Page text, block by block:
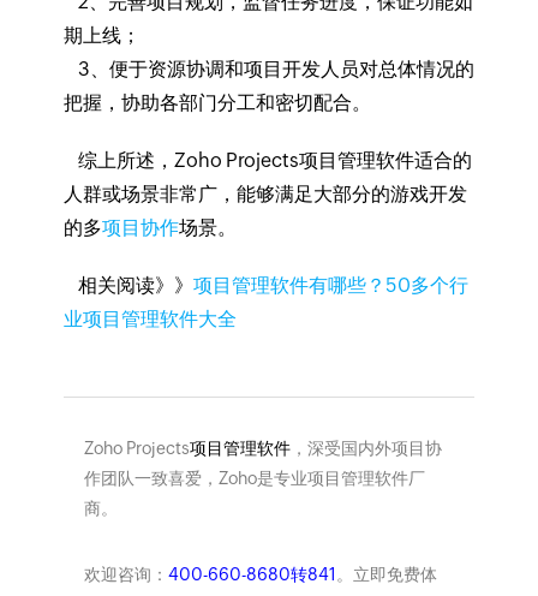
期上线；
3、便于资源协调和项目开发人员对总体情况的
把握，协助各部门分工和密切配合。
综上所述，Zoho Projects项目管理软件适合的
人群或场景非常广，能够满足大部分的游戏开发
的多项目协作场景。
相关阅读》》 项目管理软件有哪些？50多个行
业项目管理软件大全
Zoho Projects项目管理软件，深受国内外项目协
作团队一致喜爱，Zoho是专业项目管理软件厂
商。
欢迎咨询： 400-660-8680转841 。立即免费体